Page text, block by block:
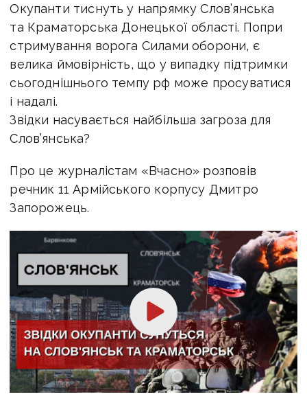
Окупанти тиснуть у напрямку Слов’янська
та Краматорська Донецької області. Попри
стримування ворога Силами оборони, є
велика ймовірність, що у випадку підтримки
сьогоднішнього темпу рф може просуватися
і надалі.
Звідки насувається найбільша загроза для
Слов’янська?
Про це журналістам «Вчасно» розповів
речник 11 Армійського корпусу Дмитро
Запорожець.